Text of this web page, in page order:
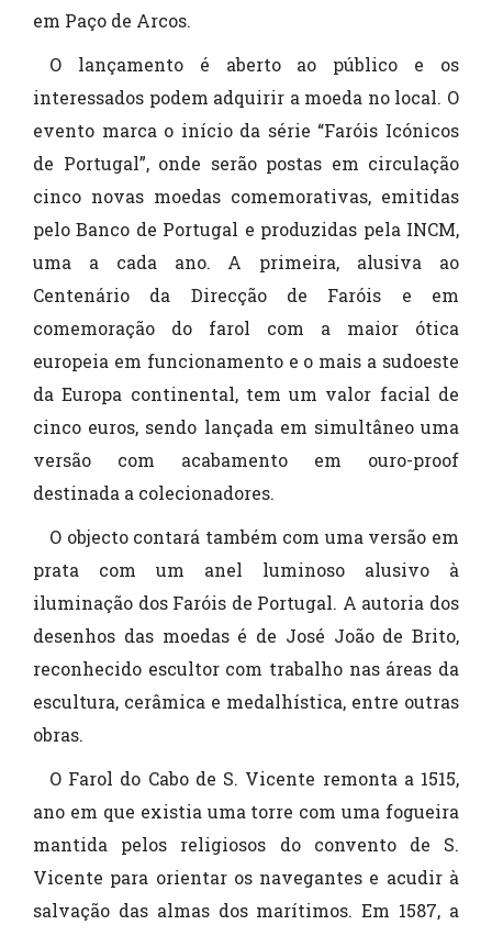
em Paço de Arcos.
O lançamento é aberto ao público e os
interessados podem adquirir a moeda no local. O
evento marca o início da série “Faróis Icónicos
de Portugal”, onde serão postas em circulação
cinco novas moedas comemorativas, emitidas
pelo Banco de Portugal e produzidas pela INCM,
uma a cada ano. A primeira, alusiva ao
Centenário da Direcção de Faróis e em
comemoração do farol com a maior ótica
europeia em funcionamento e o mais a sudoeste
da Europa continental, tem um valor facial de
cinco euros, sendo lançada em simultâneo uma
versão com acabamento em ouro-proof
destinada a colecionadores.
O objecto contará também com uma versão em
prata com um anel luminoso alusivo à
iluminação dos Faróis de Portugal. A autoria dos
desenhos das moedas é de José João de Brito,
reconhecido escultor com trabalho nas áreas da
escultura, cerâmica e medalhística, entre outras
obras.
O Farol do Cabo de S. Vicente remonta a 1515,
ano em que existia uma torre com uma fogueira
mantida pelos religiosos do convento de S.
Vicente para orientar os navegantes e acudir à
salvação das almas dos marítimos. Em 1587, a